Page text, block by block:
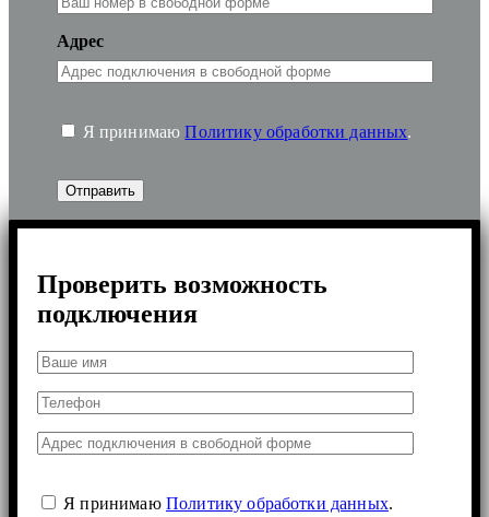
Адрес
Я принимаюПолитику обработки данных.
Проверить возможность
подключения
Я принимаю Политику обработки данных.